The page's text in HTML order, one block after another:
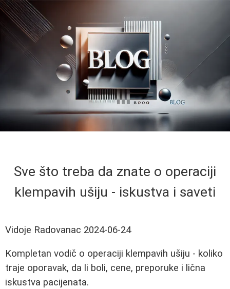
Sve što treba da znate o operaciji
klempavih ušiju - iskustva i saveti
Vidoje Radovanac 2024-06-24
Kompletan vodič o operaciji klempavih ušiju - koliko
traje oporavak, da li boli, cene, preporuke i lična
iskustva pacijenata.